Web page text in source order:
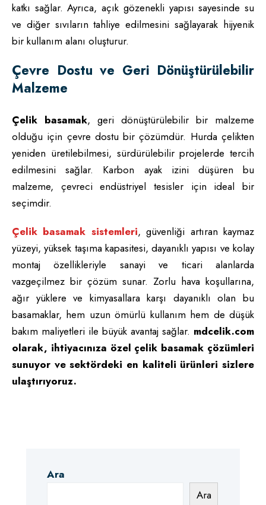
katkı sağlar. Ayrıca, açık gözenekli yapısı sayesinde su
ve diğer sıvıların tahliye edilmesini sağlayarak hijyenik
bir kullanım alanı oluşturur.
Çevre Dostu ve Geri Dönüştürülebilir
Malzeme
Çelik basamak, geri dönüştürülebilir bir malzeme
olduğu için çevre dostu bir çözümdür. Hurda çelikten
yeniden üretilebilmesi, sürdürülebilir projelerde tercih
edilmesini sağlar. Karbon ayak izini düşüren bu
malzeme, çevreci endüstriyel tesisler için ideal bir
seçimdir.
Çelik basamak sistemleri, güvenliği artıran kaymaz
yüzeyi, yüksek taşıma kapasitesi, dayanıklı yapısı ve kolay
montaj özellikleriyle sanayi ve ticari alanlarda
vazgeçilmez bir çözüm sunar. Zorlu hava koşullarına,
ağır yüklere ve kimyasallara karşı dayanıklı olan bu
basamaklar, hem uzun ömürlü kullanım hem de düşük
bakım maliyetleri ile büyük avantaj sağlar. mdcelik.com
olarak, ihtiyacınıza özel çelik basamak çözümleri
sunuyor ve sektördeki en kaliteli ürünleri sizlere
ulaştırıyoruz.
Ara
Ara